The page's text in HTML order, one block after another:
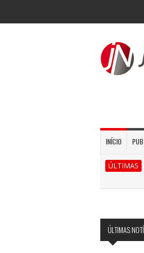
INÍCIO
ÚLTIMAS
ÚLTIMAS